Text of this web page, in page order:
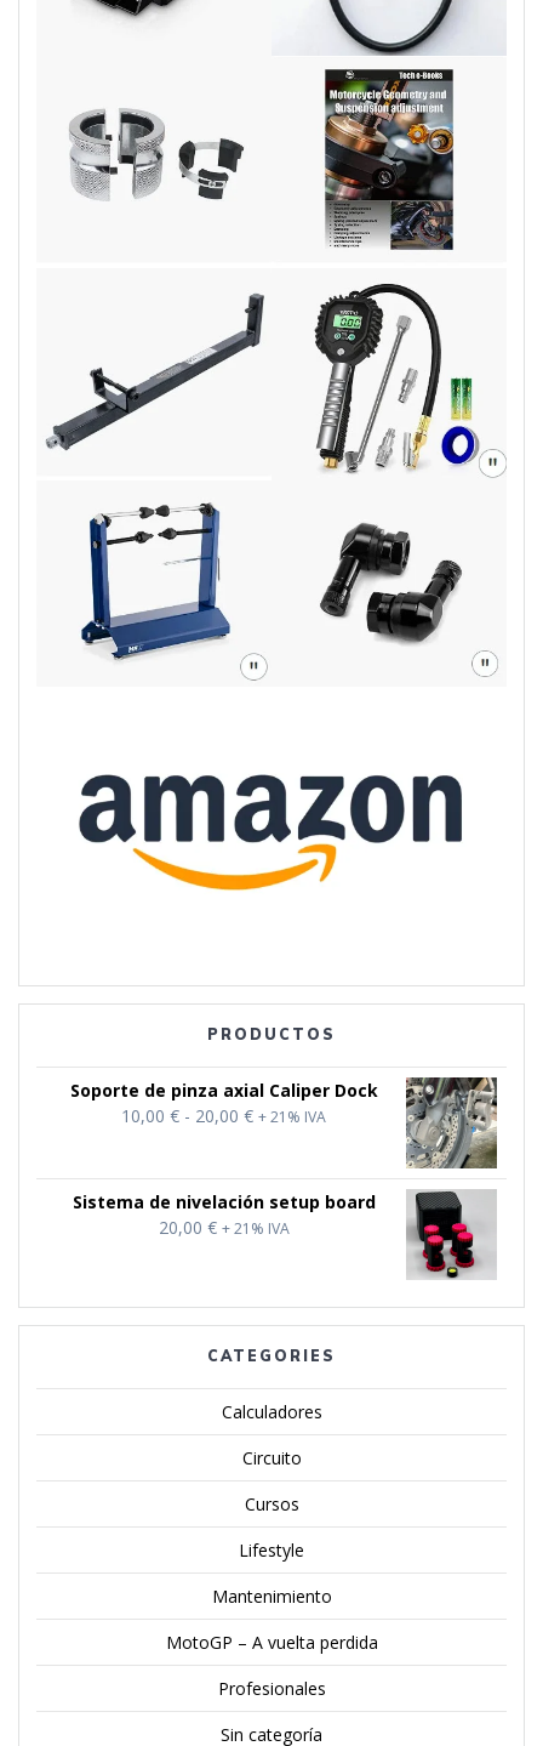
PRODUCTOS
Soporte de pinza axial Caliper Dock
10,00 € - 20,00 €Rango
desde
+ 21% IVA
Sistema de nivelación setup board
20,00 € + 21% IVA
CATEGORIES
Calculadores
Circuito
Cursos
Lifestyle
Mantenimiento
MotoGP – A vuelta perdida
Profesionales
Sin categoría